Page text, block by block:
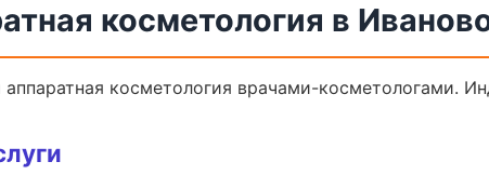
косметология в
косметология врачами-косметологами.